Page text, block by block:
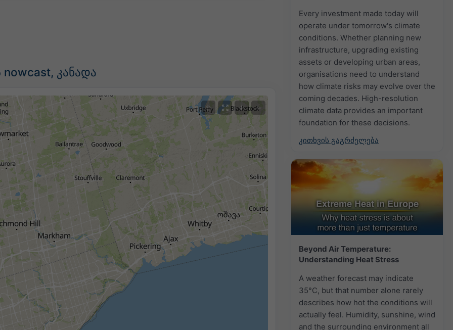
Every investment made today will
operate under tomorrow's climate
conditions. Whether planning new
infrastructure, upgrading existing
assets or developing urban areas,
organisations need to understand
how climate risks may evolve over the
coming decades. High-resolution
climate data provides an important
foundation for these decisions.
კითხვის გაგრძელება
Beyond Air Temperature:
Understanding Heat Stress
A weather forecast may indicate
35°C, but that number alone rarely
describes how hot the conditions will
actually feel. Humidity, sunshine, wind
and the surrounding environment all
კანადა
© + −